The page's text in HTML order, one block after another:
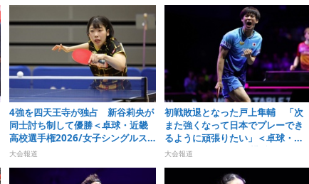
4強を四天王寺が独占 新谷莉央が
同士討ち制して優勝＜卓球・近畿
高校選手権2026/女子シングルス
＞
大会報道
初戦敗退となった戸上隼輔 「次
また強くなって日本でプレーでき
るように頑張りたい」＜卓球・
WTTチャンピオンズ横浜2026＞
大会報道